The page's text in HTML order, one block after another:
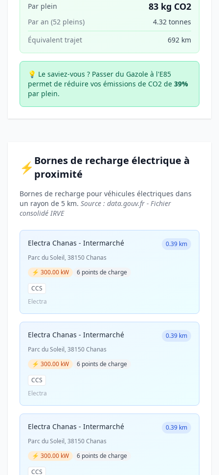
Par plein 83 kg CO2
Par an (52 pleins)
4.32 tonnes
Équivalent trajet
692 km
💡 Le saviez-vous ? Passer du Gazole à l'E85
permet de réduire vos émissions de CO2 de 39%
par plein.
⚡ Bornes de recharge électrique à
proximité
Bornes de recharge pour véhicules électriques dans
un rayon de 5 km. Source : data.gouv.fr - Fichier
consolidé IRVE
Electra Chanas - Intermarché
0.39 km
Parc du Soleil, 38150 Chanas
⚡ 300.00 kW
6 points de charge
CCS
Electra
Electra Chanas - Intermarché
0.39 km
Parc du Soleil, 38150 Chanas
⚡ 300.00 kW
6 points de charge
CCS
Electra
Electra Chanas - Intermarché
0.39 km
Parc du Soleil, 38150 Chanas
⚡ 300.00 kW
6 points de charge
CCS